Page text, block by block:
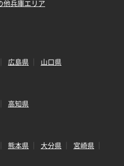
他兵庫エリア
広島県 山口県
高知県
熊本県 大分県
宮崎県